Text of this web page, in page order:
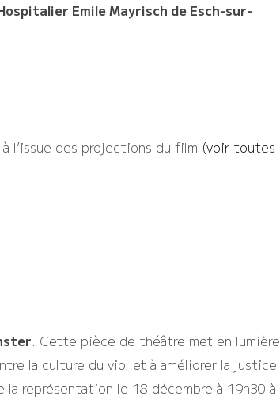
Emile Mayrisch de Esch-sur-
l’issue des projections du film (voir toutes
. Cette pièce de théâtre met en lumière
la culture du viol et à améliorer la justice
la représentation le 18 décembre à 19h30 à